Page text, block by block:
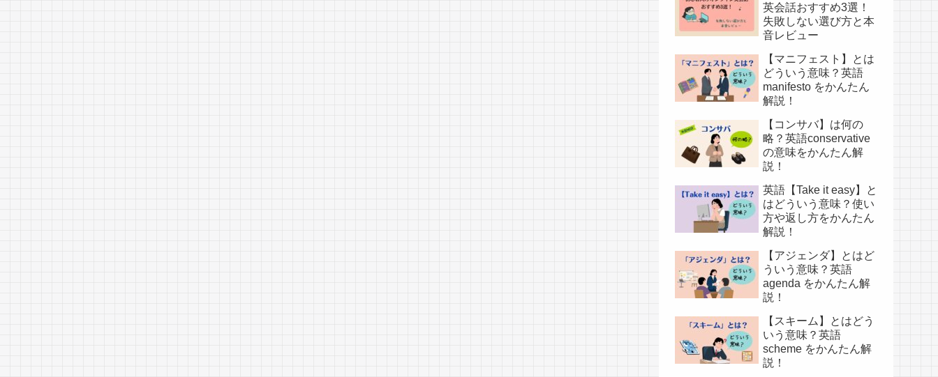
英会話おすすめ3選！
失敗しない選び方と本
音レビュー
【マニフェスト】とは
どういう意味？英語
manifesto をかんたん
解説！
【コンサバ】は何の
略？英語conservative
の意味をかんたん解
説！
英語【Take it easy】と
はどういう意味？使い
方や返し方をかんたん
解説！
【アジェンダ】とはど
ういう意味？英語
agenda をかんたん解
説！
【スキーム】とはどう
いう意味？英語
scheme をかんたん解
説！